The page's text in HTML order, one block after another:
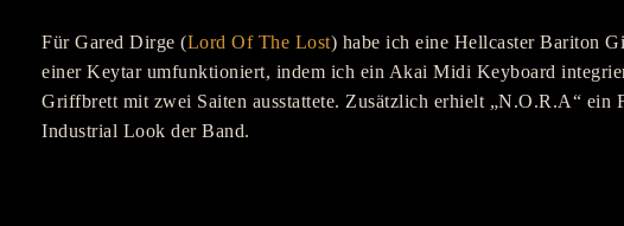
Für Gared Dirge (Lord Of The Lost) habe ich eine Hellcaster Bariton
einer Keytar umfunktioniert, indem ich ein Akai Midi Keyboard
Griffbrett mit zwei Saiten ausstattete. Zusätzlich erhielt „N.O.R.A“ ein
Industrial Look der Band.